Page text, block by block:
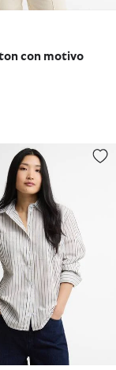
con motivo
lunghe